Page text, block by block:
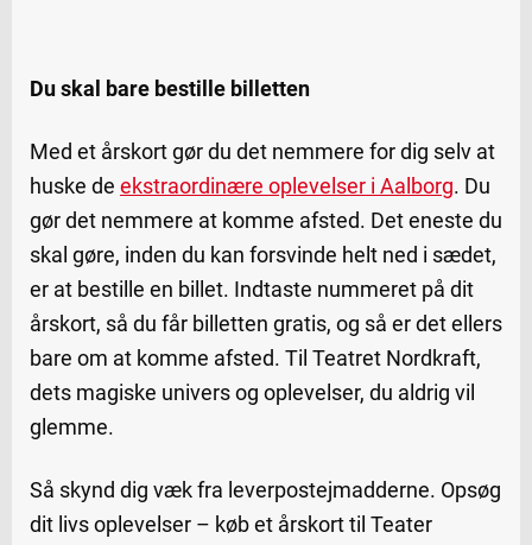
Du skal bare bestille billetten
Med et årskort gør du det nemmere for dig selv at
huske de ekstraordinære oplevelser i Aalborg. Du
gør det nemmere at komme afsted. Det eneste du
skal gøre, inden du kan forsvinde helt ned i sædet,
er at bestille en billet. Indtaste nummeret på dit
årskort, så du får billetten gratis, og så er det ellers
bare om at komme afsted. Til Teatret Nordkraft,
dets magiske univers og oplevelser, du aldrig vil
glemme.
Så skynd dig væk fra leverpostejmadderne. Opsøg
dit livs oplevelser – køb et årskort til Teater